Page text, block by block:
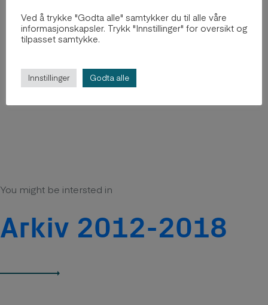
Entangled
Explore Project
You might be intersted in
Arkiv 2012-2018
Ved å trykke "Godta alle" samtykker du til alle våre
informasjonskapsler. Trykk "Innstillinger" for oversikt og
tilpasset samtykke.
Innstillinger Godta alle